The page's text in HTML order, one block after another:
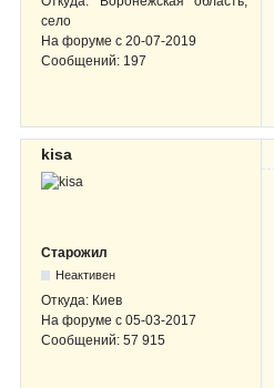
село
На форуме с 20-07-2019
Сообщений: 197
kisa
Старожил
Неактивен
Откуда: Киев
На форуме с 05-03-2017
Сообщений: 57 915